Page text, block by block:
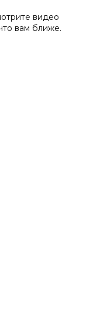
видео
вам ближе.